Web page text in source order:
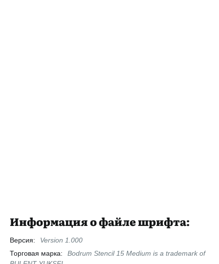
Информация о файле шрифта:
Версия:
Version 1.000
Торговая марка:
Bodrum Stencil 15 Medium is a trademark of